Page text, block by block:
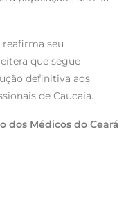
reafirma seu
que segue
definitiva aos
de Caucaia.
dos Médicos do Ceará